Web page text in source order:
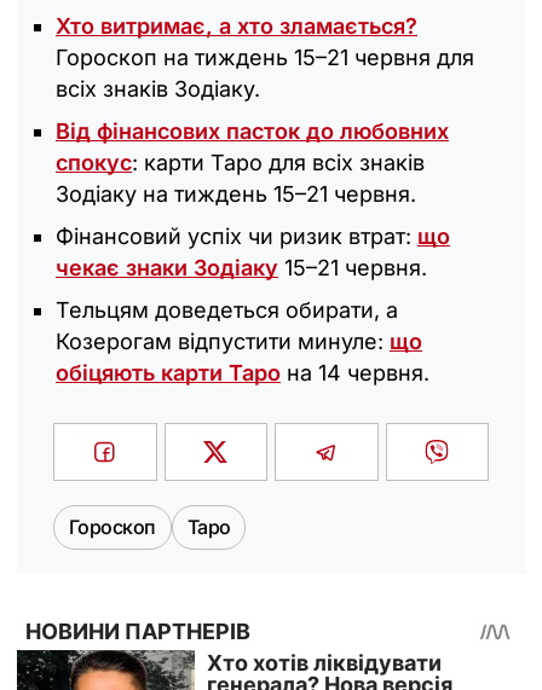
Хто витримає, а хто зламається?
Гороскоп на тиждень 15–21 червня для
всіх знаків Зодіаку.
Від фінансових пасток до любовних
спокус: карти Таро для всіх знаків
Зодіаку на тиждень 15–21 червня.
Фінансовий успіх чи ризик втрат: що
чекає знаки Зодіаку 15–21 червня.
Тельцям доведеться обирати, а
Козерогам відпустити минуле: що
обіцяють карти Таро на 14 червня.
Гороскоп Таро